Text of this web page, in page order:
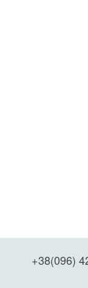
+38(096)